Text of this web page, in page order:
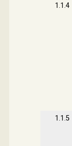
1.1.4
1.1.5